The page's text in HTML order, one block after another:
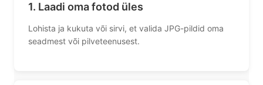
1. Laadi oma fotod üles
Lohista ja kukuta või sirvi, et valida JPG-pildid oma
seadmest või pilveteenusest.